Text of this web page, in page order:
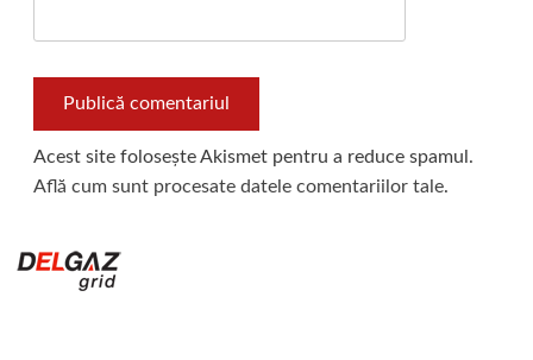
Acest site folosește Akismet pentru a reduce spamul.
Află cum sunt procesate datele comentariilor tale.